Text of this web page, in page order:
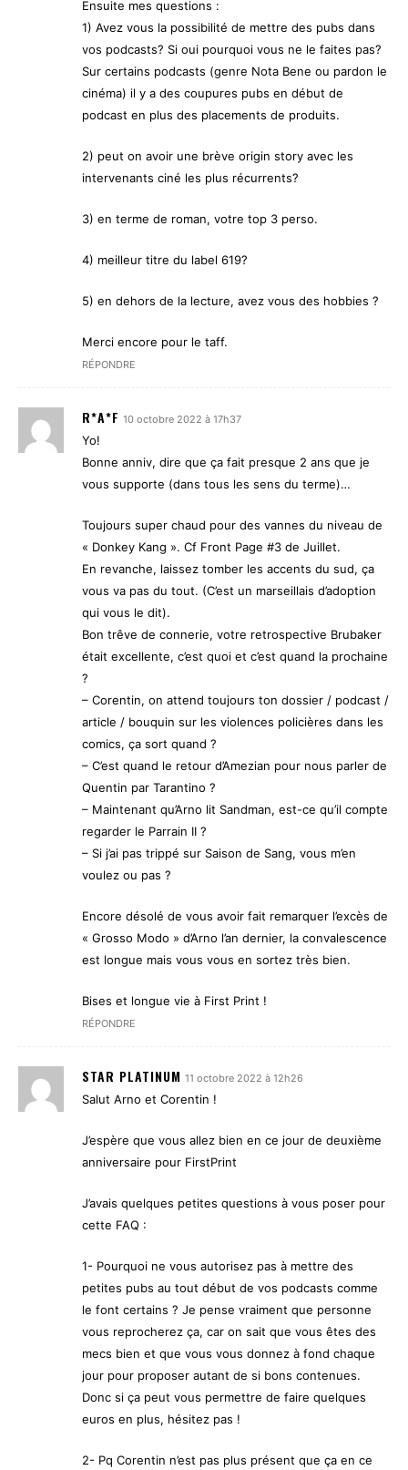
Ensuite mes questions :
1) Avez vous la possibilité de mettre des pubs dans
vos podcasts? Si oui pourquoi vous ne le faites pas?
Sur certains podcasts (genre Nota Bene ou pardon le
cinéma) il y a des coupures pubs en début de
podcast en plus des placements de produits.
2) peut on avoir une brève origin story avec les
intervenants ciné les plus récurrents?
3) en terme de roman, votre top 3 perso.
4) meilleur titre du label 619?
5) en dehors de la lecture, avez vous des hobbies ?
Merci encore pour le taff.
RÉPONDRE
R*A*F 10 octobre 2022 à 17h37
Yo!
Bonne anniv, dire que ça fait presque 2 ans que je
vous supporte (dans tous les sens du terme)…
Toujours super chaud pour des vannes du niveau de
« Donkey Kang ». Cf Front Page #3 de Juillet.
En revanche, laissez tomber les accents du sud, ça
vous va pas du tout. (C’est un marseillais d’adoption
qui vous le dit).
Bon trêve de connerie, votre retrospective Brubaker
était excellente, c’est quoi et c’est quand la prochaine
?
– Corentin, on attend toujours ton dossier / podcast /
article / bouquin sur les violences policières dans les
comics, ça sort quand ?
– C’est quand le retour d’Amezian pour nous parler de
Quentin par Tarantino ?
– Maintenant qu’Arno lit Sandman, est-ce qu’il compte
regarder le Parrain II ?
– Si j’ai pas trippé sur Saison de Sang, vous m’en
voulez ou pas ?
Encore désolé de vous avoir fait remarquer l’excès de
« Grosso Modo » d’Arno l’an dernier, la convalescence
est longue mais vous vous en sortez très bien.
Bises et longue vie à First Print !
RÉPONDRE
STAR PLATINUM 11 octobre 2022 à 12h26
Salut Arno et Corentin !
J’espère que vous allez bien en ce jour de deuxième
anniversaire pour FirstPrint
J’avais quelques petites questions à vous poser pour
cette FAQ :
1- Pourquoi ne vous autorisez pas à mettre des
petites pubs au tout début de vos podcasts comme
le font certains ? Je pense vraiment que personne
vous reprocherez ça, car on sait que vous êtes des
mecs bien et que vous vous donnez à fond chaque
jour pour proposer autant de si bons contenues.
Donc si ça peut vous permettre de faire quelques
euros en plus, hésitez pas !
2- Pq Corentin n’est pas plus présent que ça en ce